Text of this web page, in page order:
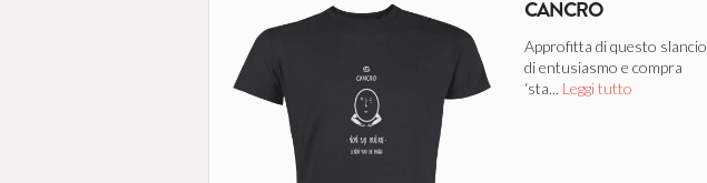
CANCRO
Approfitta di questo slancio
di entusiasmo e compra
‘sta... Leggi tutto